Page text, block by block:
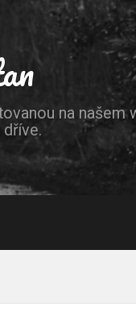
na našem
dříve.